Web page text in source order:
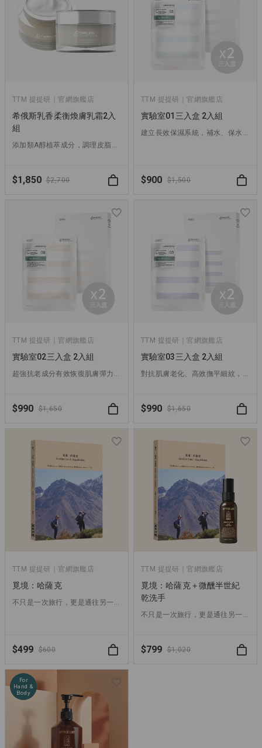
TTM 提提研｜官網旗艦店
希俄斯乳香柔衡煥膚乳霜2入
組
添加類A醇植萃成分，調理皮脂、撫平細紋，一抹找回肌膚柔嫩！
$1,850 $2,700
TTM 提提研｜官網旗艦店
實驗室01三入盒 2入組
建立長效保濕系統，補水、保水、舒緩一片搞定！
$900 $1,500
TTM 提提研｜官網旗艦店
實驗室02三入盒 2入組
超強抗老成分有效恢復肌膚彈力，熟齡肌必備抗老面膜！
$990 $1,650
TTM 提提研｜官網旗艦店
實驗室03三入盒 2入組
對抗肌膚老化、高效撫平細紋，乾燥老化肌首選！
$990 $1,650
TTM 提提研｜官網旗艦店
覓境：哈薩克
不只是一次旅行，更是通往另一個 Another Land 的開始
$499 $600
TTM 提提研｜官網旗艦店
覓境：哈薩克＋微醺半世紀
乾洗手
不只是一次旅行，更是通往另一個 Another Land 的開始
$799 $1,020
For
Hand &
Body